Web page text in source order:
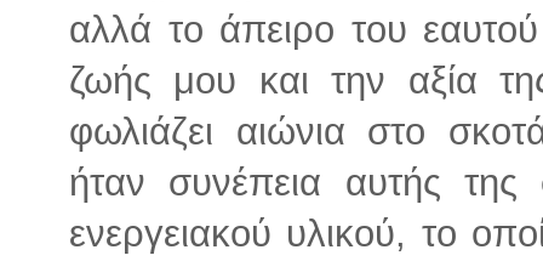
αλλά το άπειρο του
ζωής μου και την αξία
φωλιάζει αιώνια στο
ήταν συνέπεια αυτής της
ενεργειακού υλικού, το